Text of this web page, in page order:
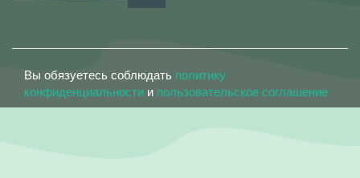
Вы обязуетесь соблюдать политику
конфиденциальности и пользовательское соглашение